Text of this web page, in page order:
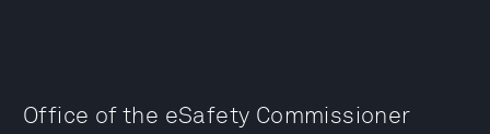
Office of the eSafety Commissioner